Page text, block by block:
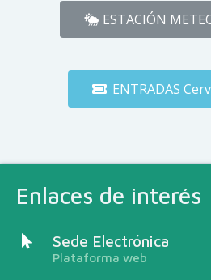
Enlaces de interés
Sede Electrónica
Plataforma web
ESTACIÓN
ENTRADAS